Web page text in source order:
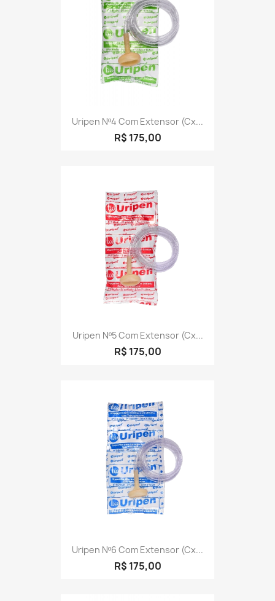
Uripen Nº4 Com Extensor (cx...
R$ 175,00
Uripen Nº5 Com Extensor (cx...
R$ 175,00
Uripen Nº6 Com Extensor (cx...
R$ 175,00